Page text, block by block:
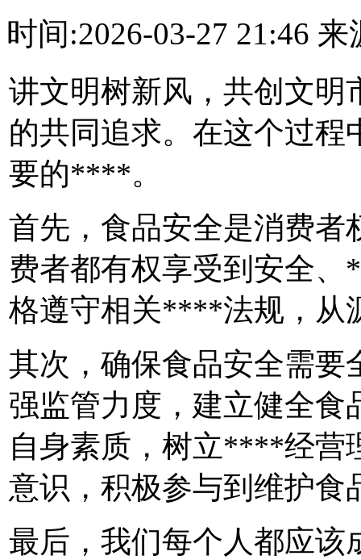
时间:2026-03-27 21:46
讲文明树新风，共创文明
的共同追求。在这个过程
要的****。
首先，食品安全是消费者
费者都有权享受到安全
格遵守相关****法规，从
其次，确保食品安全需
强监管力度，建立健全食
自身素质，树立****经营
意识，积极参与到维护食
最后，我们每个人都应该